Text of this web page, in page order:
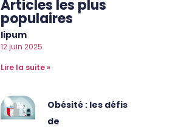
Articles les plus
populaires
lipum
12 juin 2025
Lire la suite »
Obésité : les défis
de